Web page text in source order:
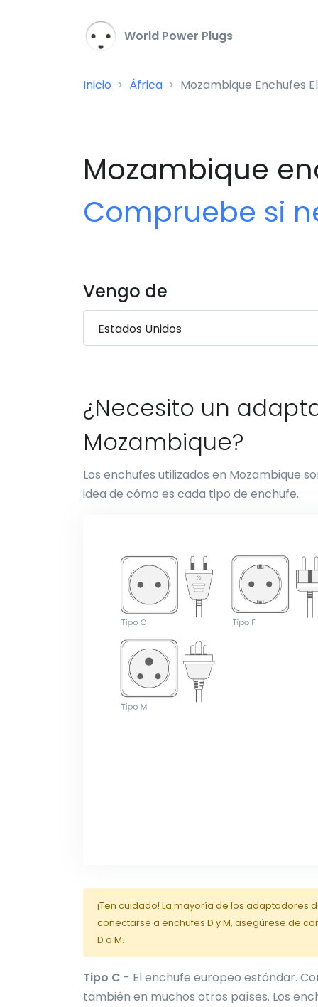
World Power Plugs
Inicio África Mozambique Enchufes
Mozambique
Compruebe si
Vengo de
¿Necesito un
Mozambique?
Los enchufes utilizados en Mozambique
idea de cómo es cada tipo de enchufe.
¡Ten cuidado! La mayoría de los adaptadores
conectarse a enchufes D y M, asegúrese de
D o M.
Tipo C - El enchufe europeo estándar.
también en muchos otros países. Los